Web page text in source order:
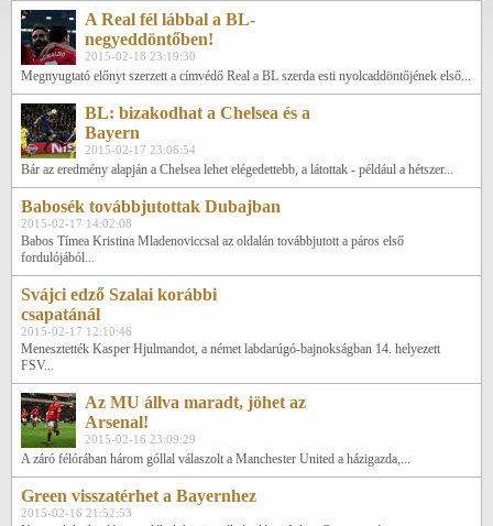
A Real fél lábbal a BL-
negyeddöntőben!
2015-02-18 23:19:30
Megnyugtató előnyt szerzett a címvédő Real a BL szerda esti nyolcaddöntőjének első...
BL: bizakodhat a Chelsea és a
Bayern
2015-02-17 23:06:54
Bár az eredmény alapján a Chelsea lehet elégedettebb, a látottak - például a hétszer...
Babosék továbbjutottak Dubajban
2015-02-17 14:02:08
Babos Tímea Kristina Mladenoviccsal az oldalán továbbjutott a páros első
fordulójából...
Svájci edző Szalai korábbi
csapatánál
2015-02-17 12:10:46
Menesztették Kasper Hjulmandot, a német labdarúgó-bajnokságban 14. helyezett
FSV...
Az MU állva maradt, jöhet az
Arsenal!
2015-02-16 23:09:29
A záró félórában három góllal válaszolt a Manchester United a házigazda,...
Green visszatérhet a Bayernhez
2015-02-16 21:52:53